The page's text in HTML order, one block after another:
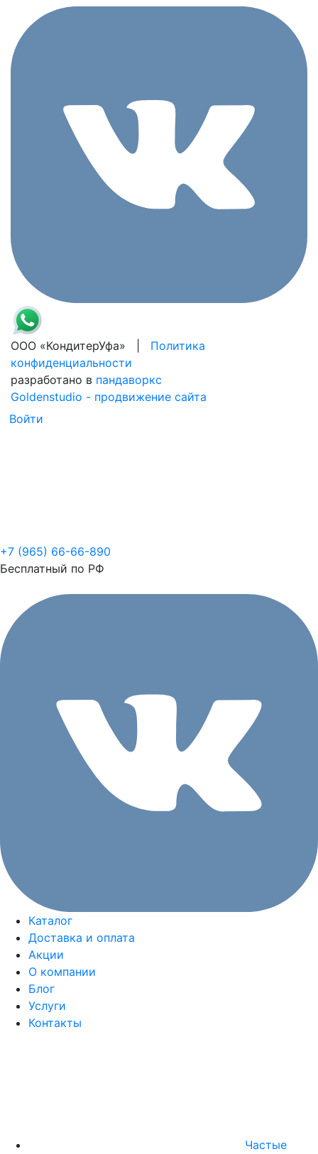
ООО «КондитерУфа» | Политика
конфиденциальности
разработано в пандаворкс
Goldenstudio - продвижение сайта
Войти
+7 (965) 66-66-890
Бесплатный по РФ
Каталог
Доставка и оплата
Акции
О компании
Блог
Услуги
Контакты
Частые